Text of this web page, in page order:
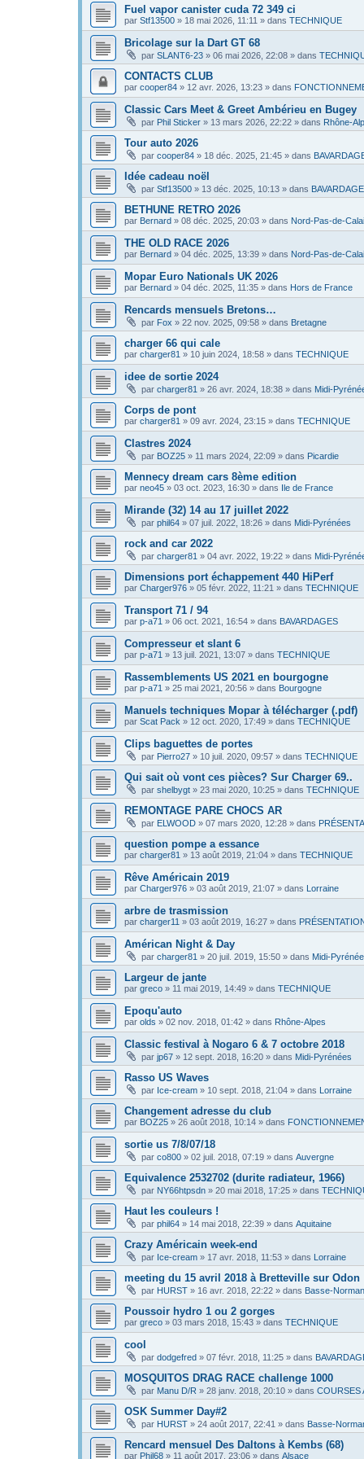
Fuel vapor canister cuda 72 349 ci
par Stf13500 » 18 mai 2026, 11:11 » dans TECHNIQUE
Bricolage sur la Dart GT 68
par SLANT6-23 » 06 mai 2026, 22:08 » dans
CONTACTS CLUB
par cooper84 » 12 avr. 2026, 13:23 » dans
Classic Cars Meet & Greet Ambérieu en Bugey
par Phil Sticker » 13 mars 2026, 22:22 » dans Rhône-
Tour auto 2026
par cooper84 » 18 déc. 2025, 21:45 » dans
Idée cadeau noël
par Stf13500 » 13 déc. 2025, 10:13 » dans
BETHUNE RETRO 2026
par Bernard » 08 déc. 2025, 20:03 » dans Nord-Pas-de-
THE OLD RACE 2026
par Bernard » 04 déc. 2025, 13:39 » dans Nord-Pas-de-
Mopar Euro Nationals UK 2026
par Bernard » 04 déc. 2025, 11:35 » dans Hors de France
Rencards mensuels Bretons…
par Fox » 22 nov. 2025, 09:58 » dans Bretagne
charger 66 qui cale
par charger81 » 10 juin 2024, 18:58 » dans TECHNIQUE
idee de sortie 2024
par charger81 » 26 avr. 2024, 18:38 » dans Midi-
Corps de pont
par charger81 » 09 avr. 2024, 23:15 » dans TECHNIQUE
Clastres 2024
par BOZ25 » 11 mars 2024, 22:09 » dans Picardie
Mennecy dream cars 8ème edition
par neo45 » 03 oct. 2023, 16:30 » dans Ile de France
Mirande (32) 14 au 17 juillet 2022
par phil64 » 07 juil. 2022, 18:26 » dans Midi-Pyrénées
rock and car 2022
par charger81 » 04 avr. 2022, 19:22 » dans Midi-
Dimensions port échappement 440 HiPerf
par Charger976 » 05 févr. 2022, 11:21 » dans TECHNIQUE
Transport 71 / 94
par p-a71 » 06 oct. 2021, 16:54 » dans BAVARDAGES
Compresseur et slant 6
par p-a71 » 13 juil. 2021, 13:07 » dans TECHNIQUE
Rassemblements US 2021 en bourgogne
par p-a71 » 25 mai 2021, 20:56 » dans Bourgogne
Manuels techniques Mopar à télécharger (.pdf)
par Scat Pack » 12 oct. 2020, 17:49 » dans TECHNIQUE
Clips baguettes de portes
par Pierro27 » 10 juil. 2020, 09:57 » dans TECHNIQUE
Qui sait où vont ces pièces? Sur Charger 69..
par shelbygt » 23 mai 2020, 10:25 » dans TECHNIQUE
REMONTAGE PARE CHOCS AR
par ELWOOD » 07 mars 2020, 12:28 » dans
question pompe a essance
par charger81 » 13 août 2019, 21:04 » dans TECHNIQUE
Rêve Américain 2019
par Charger976 » 03 août 2019, 21:07 » dans Lorraine
arbre de trasmission
par charger11 » 03 août 2019, 16:27 » dans
Américan Night & Day
par charger81 » 20 juil. 2019, 15:50 » dans Midi-
Largeur de jante
par greco » 11 mai 2019, 14:49 » dans TECHNIQUE
Epoqu'auto
par olds » 02 nov. 2018, 01:42 » dans Rhône-Alpes
Classic festival à Nogaro 6 & 7 octobre 2018
par jp67 » 12 sept. 2018, 16:20 » dans Midi-Pyrénées
Rasso US Waves
par Ice-cream » 10 sept. 2018, 21:04 » dans Lorraine
Changement adresse du club
par BOZ25 » 26 août 2018, 10:14 » dans
sortie us 7/8/07/18
par co800 » 02 juil. 2018, 07:19 » dans Auvergne
Equivalence 2532702 (durite radiateur, 1966)
par NY66htpsdn » 20 mai 2018, 17:25 » dans
Haut les couleurs !
par phil64 » 14 mai 2018, 22:39 » dans Aquitaine
Crazy Américain week-end
par Ice-cream » 17 avr. 2018, 11:53 » dans Lorraine
meeting du 15 avril 2018 à Bretteville sur Odon
par HURST » 16 avr. 2018, 22:22 » dans Basse-
Poussoir hydro 1 ou 2 gorges
par greco » 03 mars 2018, 15:43 » dans TECHNIQUE
cool
par dodgefred » 07 févr. 2018, 11:25 » dans
MOSQUITOS DRAG RACE challenge 1000
par Manu D/R » 28 janv. 2018, 20:10 » dans COURSES
OSK Summer Day#2
par HURST » 24 août 2017, 22:41 » dans Basse-
Rencard mensuel Des Daltons à Kembs (68)
par Phil68 » 11 août 2017, 23:06 » dans Alsace